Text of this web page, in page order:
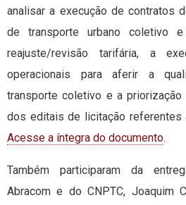
analisar a execução de contratos
de transporte urbano coletivo
reajuste/revisão tarifária, a
operacionais para aferir a
transporte coletivo e a priorização
dos editais de licitação referentes
Acesse a íntegra do documento.
Também participaram da
Abracom e do CNPTC, Joaquim